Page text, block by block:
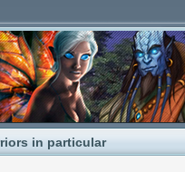
in particular